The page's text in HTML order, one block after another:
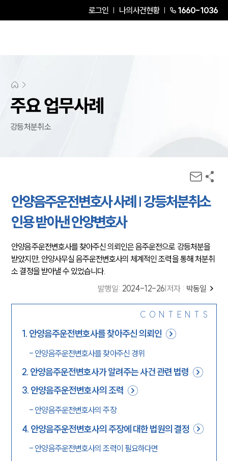
로그인 나의사건현황 1660-1036
주요 업무사례
강등처분취소
안양음주운전변호사 사례 | 강등처분취소
인용 받아낸 안양변호사
안양음주운전변호사를 찾아주신 의뢰인은 음주운전으로 강등처분을
받았지만, 안양사무실 음주운전변호사의 체계적인 조력을 통해 처분취
소 결정을 받아낼 수 있었습니다.
발행일: 2024-12-26 저자 : 박동일
CONTENTS
1. 안양음주운전변호사를 찾아주신 의뢰인
- 안양음주운전변호사를 찾아주신 경위
2. 안양음주운전변호사가 알려주는 사건 관련 법령
3. 안양음주운전변호사의 조력
- 안양음주운전변호사의 주장
4. 안양음주운전변호사의 주장에 대한 법원의 결정
- 안양음주운전변호사의 조력이 필요하다면